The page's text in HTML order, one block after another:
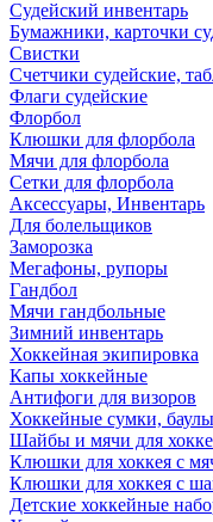
Судейский инвентарь
Бумажники, карточки
Свистки
Счетчики судейские,
Флаги судейские
Флорбол
Клюшки для флорбола
Мячи для флорбола
Сетки для флорбола
Аксессуары, Инвентарь
Для болельщиков
Заморозка
Мегафоны, рупоры
Гандбол
Мячи гандбольные
Зимний инвентарь
Хоккейная экипировка
Капы хоккейные
Антифоги для визоров
Хоккейные сумки,
Шайбы и мячи для
Клюшки для хоккея с
Клюшки для хоккея с
Детские хоккейные